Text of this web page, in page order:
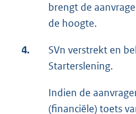
brengt de
de hoogte.
4.
SVn verstrekt en
Starterslening.
Indien de
(financiële) toets